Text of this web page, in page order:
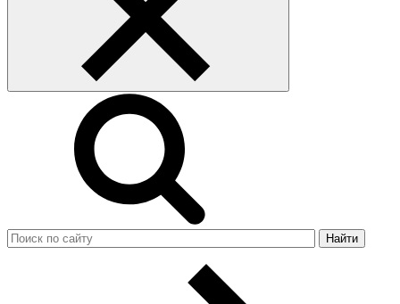
Найти